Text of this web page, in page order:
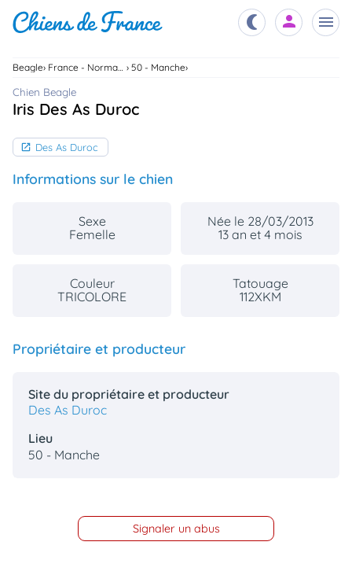
Étalons
Services
Assurances
Connexion
Beagle 50 - Manche
Chien Beagle
Iris Des As Duroc
Des As Duroc
Informations sur le chien
Sexe
Femelle
Née le 28/03/2013
13 an et 4 mois
Couleur
TRICOLORE
Tatouage
112XKM
Propriétaire et producteur
Site du propriétaire et producteur
Des As Duroc
Lieu
50 - Manche
Signaler un abus